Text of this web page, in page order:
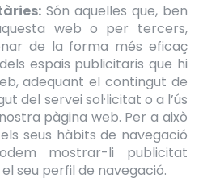
Són aquelles que, ben
web o per tercers,
de la forma més eficaç
espais publicitaris que hi
adequant el contingut de
del servei sol·licitat o a l’ús
pàgina web. Per a això
seus hàbits de navegació
mostrar-li publicitat
seu perfil de navegació.